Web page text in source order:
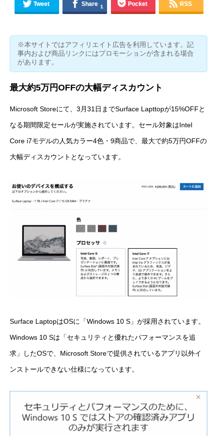
Tweet Share 1 Pocket RSS
※本サイトではアフィリエイト広告を利用しています。記
事内および商品リンクにはプロモーションが含まれる場合
があります。
最大約5万円OFFの大幅ディスカウント
Microsoft Storeにて、3月31日までSurface Lapttopが15%OFFと
なる期間限定セールが実施されています。セール対象はIntel
Core i7モデルの人気カラー4色・9商品で、最大で約5万円OFFの
大幅ディスカウントとなっています。
Surface LaptopはOSに「Windows 10 S 」が採用されています。
Windows 10 Sは「セキュリティと優れたパフォーマンスを追
求」したOSで、Microsoft Storeで提供されているアプリ以外イ
ンストールできない仕様になっています。